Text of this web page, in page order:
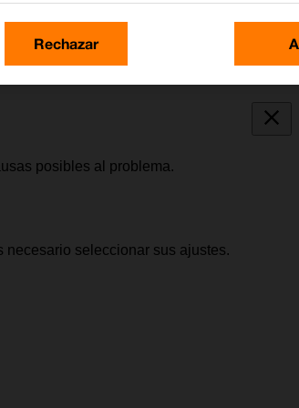
posibles al problema.
necesario seleccionar sus ajustes.
Rechazar